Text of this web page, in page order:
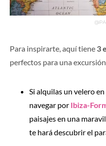
Para inspirarte, aquí tiene 3
perfectos para una
Si alquilas un velero en
navegar por Ibiza-
paisajes en una
te hará descubrir el